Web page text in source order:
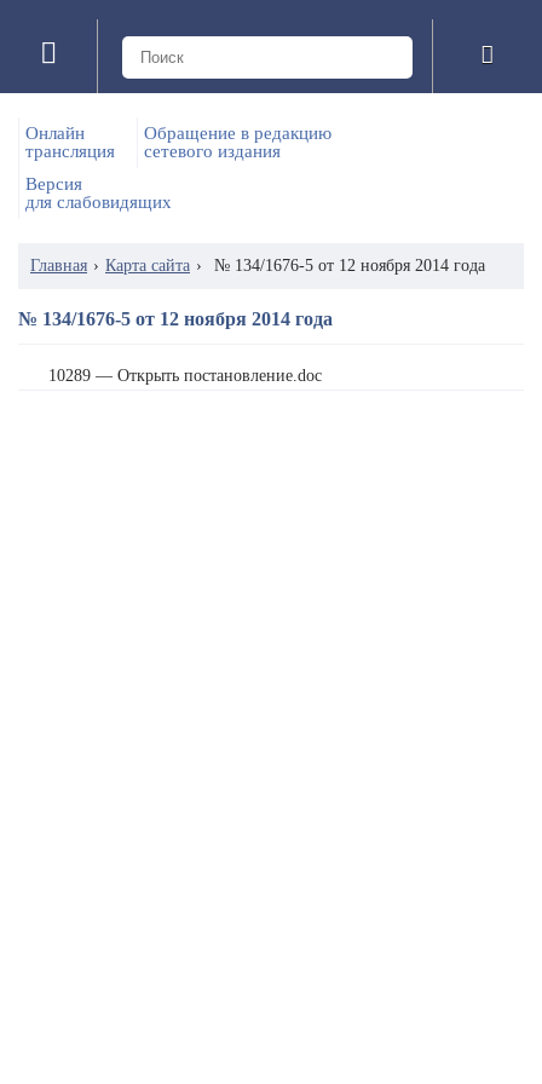
Онлайн
трансляция
Обращение в редакцию
сетевого издания
Версия
для слабовидящих
Главная › Карта сайта › № 134/1676-5 от 12 ноября 2014 года
№ 134/1676-5 от 12 ноября 2014 года
10289 — Открыть постановление.doc